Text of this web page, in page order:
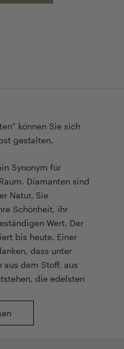
können Sie sich
gestalten.
Synonym für
Diamanten sind
Natur. Sie
Schönheit, ihr
Wert. Der
bis heute. Einer
dass unter
aus dem Stoff, aus
die edelsten